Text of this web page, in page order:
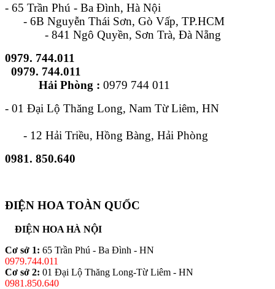
- 65 Trần Phú - Ba Đình, Hà Nội
- 6B Nguyễn Thái Sơn, Gò Vấp, TP.HCM
- 841 Ngô Quyền, Sơn Trà, Đà Nẵng
0979. 744.011
0979. 744.011
Hải Phòng : 0979 744 011
- 01 Đại Lộ Thăng Long, Nam Từ Liêm, HN
- 12 Hải Triều, Hồng Bàng, Hải Phòng
0981. 850.640
ĐIỆN HOA TOÀN QUỐC
ĐIỆN HOA HÀ NỘI
Cơ sở 1: 65 Trần Phú - Ba Đình - HN
0979.744.011
Cơ sở 2: 01 Đại Lộ Thăng Long-Từ Liêm - HN
0981.850.640